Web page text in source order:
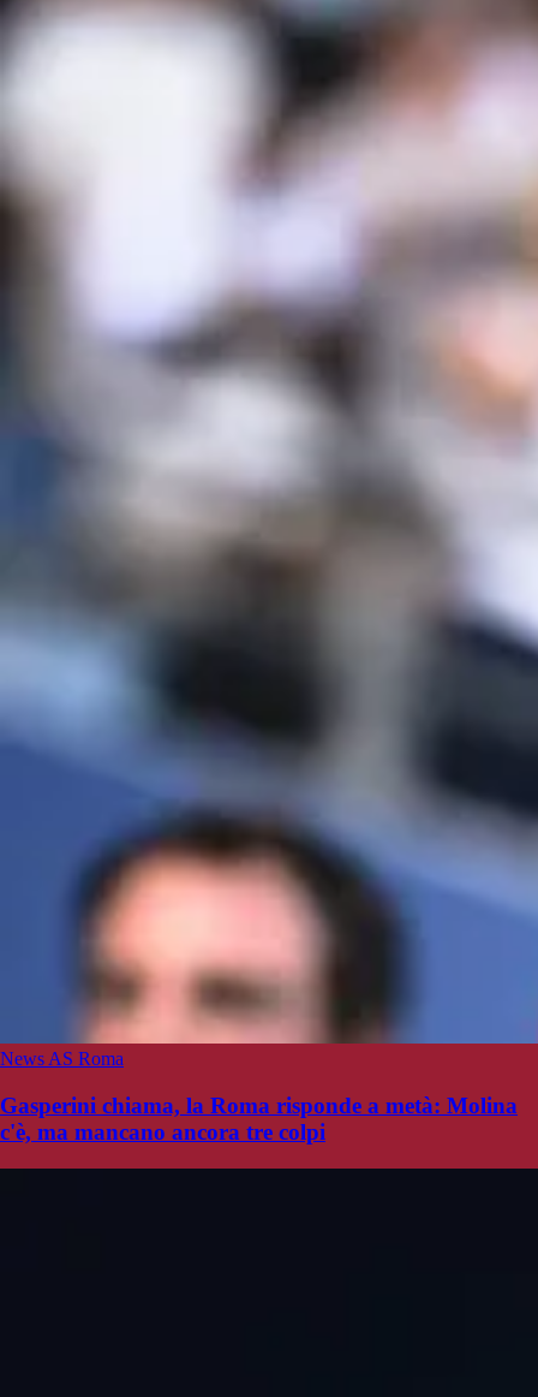
News AS Roma
Gasperini chiama, la Roma risponde a metà: Molina
c'è, ma mancano ancora tre colpi